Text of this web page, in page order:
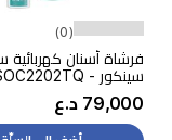
(0)
فرشاة أسنان كهربائية
سينكور - SOC2202TQ - تركواز
79,000 د.ع